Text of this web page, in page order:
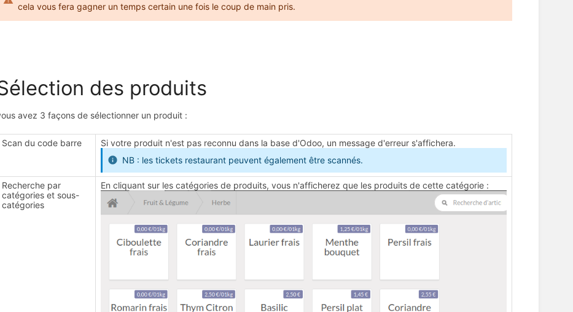
cela vous fera gagner un temps certain une fois le coup de main pris.
des produits
avez 3 façons de sélectionner un produit :
Scan du code barre
Si votre produit n'est pas reconnu dans la base d'Odoo, un message d'erreur s'affichera.
NB : les tickets restaurant peuvent également être scannés.
Recherche par
catégories et sous-
catégories
En cliquant sur les catégories de produits, vous n'afficherez que les produits de cette catégorie :